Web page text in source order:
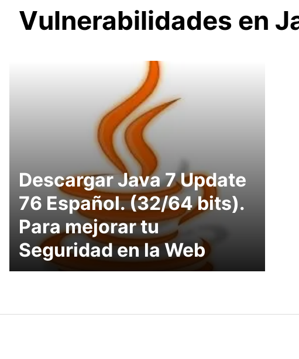
Vulnerabilidades en
Descargar Java 7 Update
76 Español. (32/64 bits).
Para mejorar tu
Seguridad en la Web